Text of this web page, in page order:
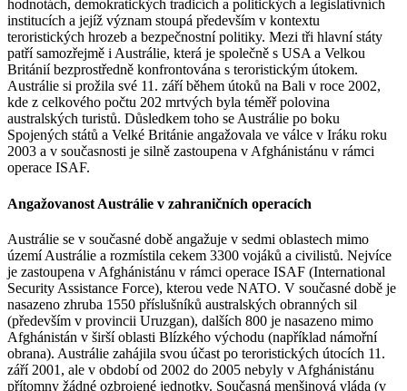
hodnotách, demokratických tradicích a politických a legislativních
institucích a jejíž význam stoupá především v kontextu
teroristických hrozeb a bezpečnostní politiky. Mezi tři hlavní státy
patří samozřejmě i Austrálie, která je společně s USA a Velkou
Británií bezprostředně konfrontována s teroristickým útokem.
Austrálie si prožila své 11. září během útoků na Bali v roce 2002,
kde z celkového počtu 202 mrtvých byla téměř polovina
australských turistů. Důsledkem toho se Austrálie po boku
Spojených států a Velké Británie angažovala ve válce v Iráku roku
2003 a v současnosti je silně zastoupena v Afghánistánu v rámci
operace ISAF.
Angažovanost Austrálie v zahraničních operacích
Austrálie se v současné době angažuje v sedmi oblastech mimo
území Austrálie a rozmístila cekem 3300 vojáků a civilistů. Nejvíce
je zastoupena v Afghánistánu v rámci operace ISAF (International
Security Assistance Force), kterou vede NATO. V současné době je
nasazeno zhruba 1550 příslušníků australských obranných sil
(především v provincii Uruzgan), dalších 800 je nasazeno mimo
Afghánistán v širší oblasti Blízkého východu (například námořní
obrana). Austrálie zahájila svou účast po teroristických útocích 11.
září 2001, ale v období od 2002 do 2005 nebyly v Afghánistánu
přítomny žádné ozbrojené jednotky. Současná menšinová vláda (v